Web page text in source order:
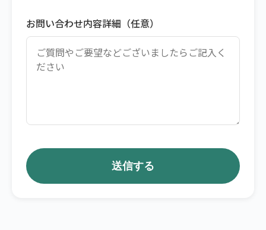
お問い合わせ内容詳細（任意）
送信する